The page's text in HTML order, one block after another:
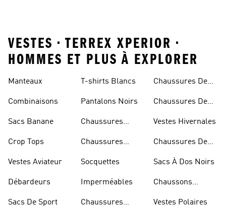
VESTES • TERREX XPERIOR •
HOMMES ET PLUS À EXPLORER
Manteaux
Combinaisons
Sacs Banane
Crop Tops
Vestes Aviateur
Débardeurs
Sacs De Sport
T-shirts Blancs
Pantalons Noirs
Chaussures
Chaussures
Socquettes
Imperméables
Chaussures
Chaussures De
Chaussures De
Vestes Hivernales
Chaussures De
Sacs À Dos Noirs
Chaussons
Vestes Polaires